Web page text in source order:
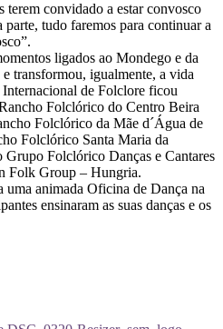
convidado a estar convosco
parte, tudo faremos para continuar a
ligados ao Mondego e da
transformou, igualmente, a vida
de Folclore ficou
Folclórico do Centro Beira
Folclórico da Mãe d´Água de
Folclórico Santa Maria da
Folclórico Danças e Cantares
Folk Group – Hungria.
uma animada Oficina de Dança na
ensinaram as suas danças e os